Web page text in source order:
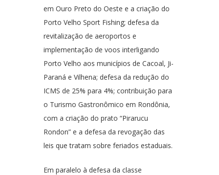
em Ouro Preto do Oeste e a criação do
Porto Velho Sport Fishing; defesa da
revitalização de aeroportos e
implementação de voos interligando
Porto Velho aos municípios de Cacoal, Ji-
Paraná e Vilhena; defesa da redução do
ICMS de 25% para 4%; contribuição para
o Turismo Gastronômico em Rondônia,
com a criação do prato “Pirarucu
Rondon” e a defesa da revogação das
leis que tratam sobre feriados estaduais.
Em paralelo à defesa da classe